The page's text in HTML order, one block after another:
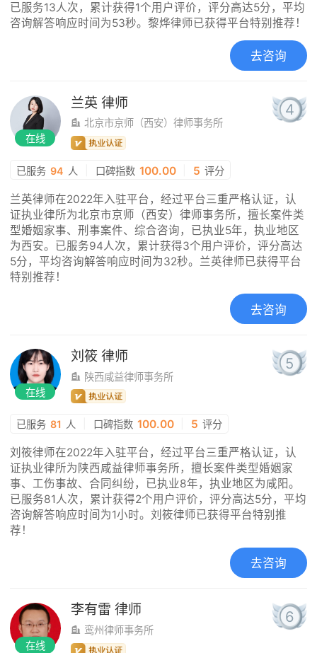
已服务13人次，累计获得1个用户评价，评分高达5分，平均
咨询解答响应时间为53秒。黎烨律师已获得平台特别推荐！
去咨询
在线
兰英 律师
北京市京师（西安）律师事务所
4
已服务 94 人 口碑指数 100.00 5 评分
兰英律师在2022年入驻平台，经过平台三重严格认证，认
证执业律所为北京市京师（西安）律师事务所，擅长案件类
型婚姻家事、刑事案件、综合咨询，已执业5年，执业地区
为西安。已服务94人次，累计获得3个用户评价，评分高达
5分，平均咨询解答响应时间为32秒。兰英律师已获得平台
特别推荐！
去咨询
在线
刘筱 律师
陕西咸益律师事务所
5
已服务 81 人 口碑指数 100.00 5 评分
刘筱律师在2022年入驻平台，经过平台三重严格认证，认
证执业律所为陕西咸益律师事务所，擅长案件类型婚姻家
事、工伤事故、合同纠纷，已执业8年，执业地区为咸阳。
已服务81人次，累计获得2个用户评价，评分高达5分，平均
咨询解答响应时间为1小时。刘筱律师已获得平台特别推
荐！
去咨询
在线
李有雷 律师
鸾州律师事务所
6